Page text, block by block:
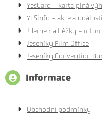
YesCard - karta plná
YESinfo - akce a
Jdeme na běžky -
Jeseníky Film Office
Jeseníky Convention
Informace
Obchodní podmínky